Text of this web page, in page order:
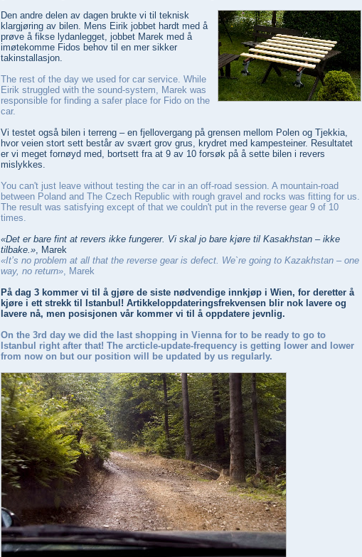
Den andre delen av dagen brukte vi til teknisk
klargjøring av bilen. Mens Eirik jobbet hardt med å
prøve å fikse lydanlegget, jobbet Marek med å
imøtekomme Fidos behov til en mer sikker
takinstallasjon.
The rest of the day we used for car service. While
Eirik struggled with the sound-system, Marek was
responsible for finding a safer place for Fido on the
car.
Vi testet også bilen i terreng – en fjellovergang på grensen mellom Polen og Tjekkia,
hvor veien stort sett består av svært grov grus, krydret med kampesteiner. Resultatet
er vi meget fornøyd med, bortsett fra at 9 av 10 forsøk på å sette bilen i revers
mislykkes.
You can't just leave without testing the car in an off-road session. A mountain-road
between Poland and The Czech Republic with rough gravel and rocks was fitting for us.
The result was satisfying except of that we couldn't put in the reverse gear 9 of 10
times.
«Det er bare fint at revers ikke fungerer. Vi skal jo bare kjøre til Kasakhstan – ikke
tilbake.», Marek
«It’s no problem at all that the reverse gear is defect. We`re going to Kazakhstan – one
way, no return», Marek
På dag 3 kommer vi til å gjøre de siste nødvendige innkjøp i Wien, for deretter å
kjøre i ett strekk til Istanbul! Artikkeloppdateringsfrekvensen blir nok lavere og
lavere nå, men posisjonen vår kommer vi til å oppdatere jevnlig.
On the 3rd day we did the last shopping in Vienna for to be ready to go to
Istanbul right after that! The arcticle-update-frequency is getting lower and lower
from now on but our position will be updated by us regularly.